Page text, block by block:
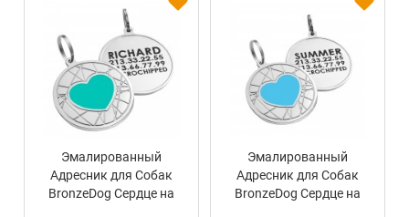
Эмалированный
Адресник для Собак
BronzeDog Сердце на
Эмалированный
Адресник для Собак
BronzeDog Сердце на